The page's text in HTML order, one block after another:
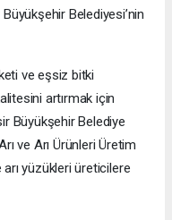
Belediyesi’nin
ve eşsiz bitki
artırmak için
Büyükşehir Belediye
ve Arı Ürünleri Üretim
arı yüzükleri üreticilere